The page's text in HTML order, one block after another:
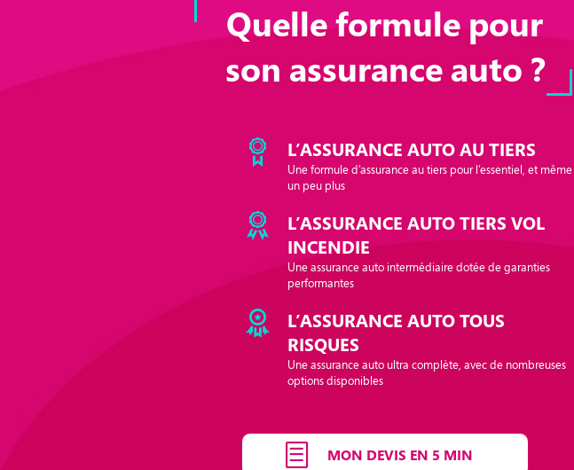
Quelle formule pour
son assurance auto ?
L’ASSURANCE AUTO AU TIERS
Une formule d’assurance au tiers pour l’essentiel, et même
un peu plus
L’ASSURANCE AUTO TIERS VOL
INCENDIE
Une assurance auto intermédiaire dotée de garanties
performantes
L’ASSURANCE AUTO TOUS
RISQUES
Une assurance auto ultra complète, avec de nombreuses
options disponibles
MON DEVIS EN 5 MIN